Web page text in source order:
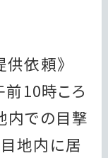
依頼》
10時ころ
内での目撃
地内に居